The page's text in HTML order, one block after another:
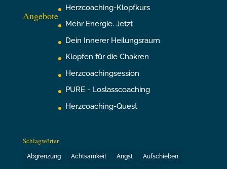
Angebote
Herzcoaching-Klopfkurs
Mehr Energie. Jetzt
Dein Innerer Heilungsraum
Klopfen für die Chakren
Herzcoachingsession
PURE - Loslasscoaching
Herzcoaching-Quest
Schlagwörter
Abgrenzung Achtsamkeit Angst Aufschieben